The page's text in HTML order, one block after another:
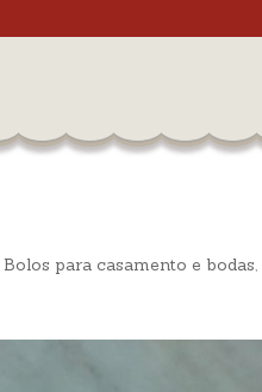
Bolos para casamento e bodas,